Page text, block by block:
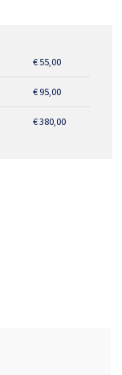
€ 55,00
€ 95,00
€380,00